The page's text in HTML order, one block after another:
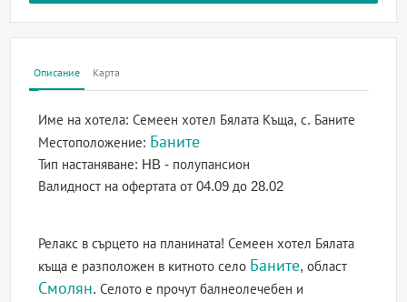
Описание Карта
Име на хотела:Семеен хотел Бялата Къща, с. Баните
Местоположение: Баните
Тип настаняване: HB - полупансион
Валидност на офертатаот 04.09 до 28.02
Релакс в сърцето на планината! Семеен хотел Бялата
къща е разположен в китното село Баните, област
Смолян. Селото е прочут балнеолечебен и